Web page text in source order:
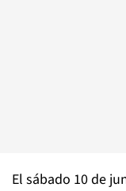
El sábado 10 de